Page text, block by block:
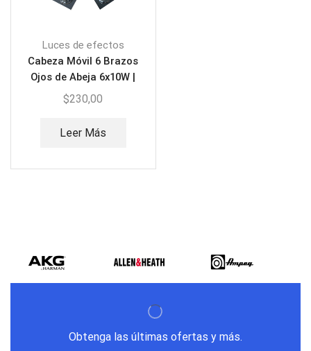
Luces de efectos
Cabeza Móvil 6 Brazos
Ojos de Abeja 6x10W |
Eurolite EURO-MH416
$230,00
Leer Más
Obtenga las últimas ofertas y más.